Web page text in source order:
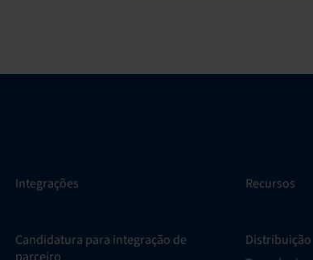
Integrações
Candidatura para integração de
Recursos
Distribuição